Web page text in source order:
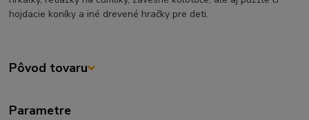
hojdacie koníky a iné drevené hračky pre deti.
Pôvod tovaru
Parametre